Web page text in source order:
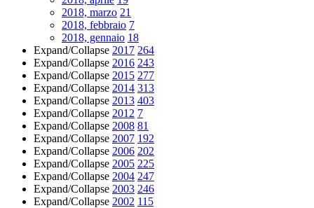
2018, marzo 21
2018, febbraio 7
2018, gennaio 18
Expand/Collapse 2017 264
Expand/Collapse 2016 243
Expand/Collapse 2015 277
Expand/Collapse 2014 313
Expand/Collapse 2013 403
Expand/Collapse 2012 7
Expand/Collapse 2008 81
Expand/Collapse 2007 192
Expand/Collapse 2006 202
Expand/Collapse 2005 225
Expand/Collapse 2004 247
Expand/Collapse 2003 246
Expand/Collapse 2002 115